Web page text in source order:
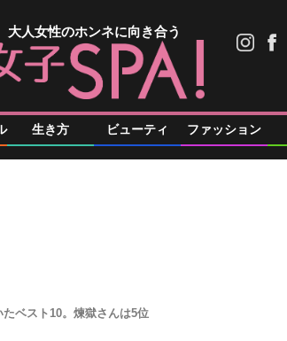
大人女性のホンネに向き合う
生き方 ビューティ ファッション
たベスト10。煉獄さんは5位